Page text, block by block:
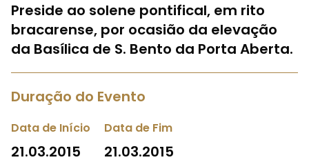
Preside ao solene pontifical, em rito
bracarense, por ocasião da elevação
da Basílica de S. Bento da Porta Aberta.
Duração do Evento
Data de Início
21.03.2015
Data de Fim
21.03.2015